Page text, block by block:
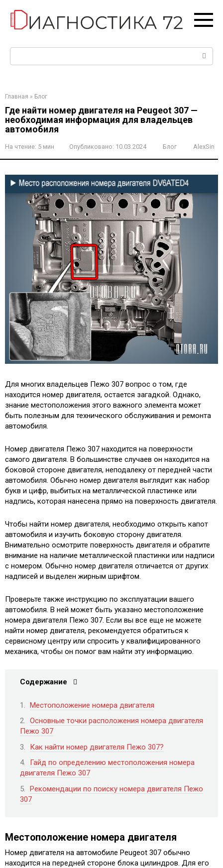
контенту
Главная » Блог
Где найти номер двигателя на Peugeot 307 —
необходимая информация для владельцев
автомобиля
На чтение: 5 мин Опубликовано: 10.03.2024 Блог AlexSin
Для многих владельцев Пежо 307 вопрос о том, где
находится номер двигателя, остается загадкой. Однако,
знание местоположения этого важного элемента может
быть полезным для технического обслуживания и ремонта
автомобиля.
Номер двигателя Пежо 307 находится на поверхности
самого двигателя. В большинстве случаев он находится на
боковой стороне двигателя, неподалеку от передней части
автомобиля. Обычно номер двигателя выглядит как набор
букв и цифр, выбитых на металлической пластинке или
надпись, которая нанесена прямо на поверхность двигателя.
Чтобы найти номер двигателя, необходимо открыть капот
автомобиля и изучить боковую сторону двигателя.
Внимательно осмотрите поверхность двигателя и обратите
внимание на наличие металлической пластинки или надписи
с номером. Обычно номер двигателя отличается от других
надписей и выделен жирным шрифтом.
Проверьте также инструкцию по эксплуатации вашего
автомобиля. В ней может быть указано местоположение
номера двигателя Пежо 307. Если вы все еще не можете
найти номер двигателя, рекомендуется обратиться к
сервисному центру или спросить у квалифицированного
механика, чтобы он помог вам найти эту информацию.
Содержание
Местоположение номера двигателя
Основные точки расположения номера двигателя
Пежо 307
Как найти номер двигателя Пежо 307?
Гайд по определению местоположения номера
двигателя Пежо 307
Рекомендации по поиску номера двигателя Пежо
307
Местоположение номера двигателя
Номер двигателя на автомобиле Peugeot 307 обычно
находится на передней стороне блока цилиндров. Для его